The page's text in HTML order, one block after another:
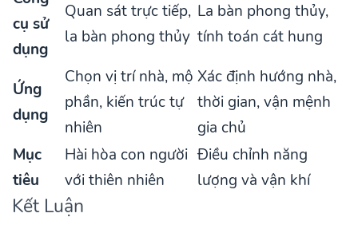
cụ sử
dụng
Quan sát trực tiếp,
la bàn phong thủy
La bàn phong thủy,
tính toán cát hung
Ứng
dụng
Chọn vị trí nhà, mộ
phần, kiến trúc tự
nhiên
Xác định hướng nhà,
thời gian, vận mệnh
gia chủ
Mục
tiêu
Hài hòa con người
với thiên nhiên
Điều chỉnh năng
lượng và vận khí
Kết Luận